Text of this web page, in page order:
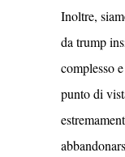
Inoltre,
da trump
complesso
punto di